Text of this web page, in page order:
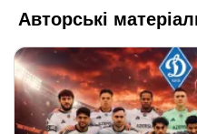
Авторські